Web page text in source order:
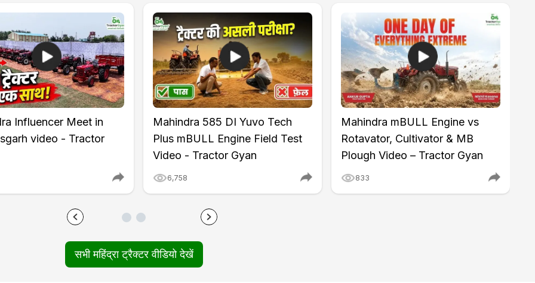
Influencer Meet in
video - Tractor
Mahindra 585 DI Yuvo Tech
Plus mBULL Engine Field Test
Video - Tractor Gyan
6,758
Mahindra mBULL Engine vs
Rotavator, Cultivator & MB
Plough Video – Tractor Gyan
833
सभी महिंद्रा ट्रैक्टर वीडियो देखें